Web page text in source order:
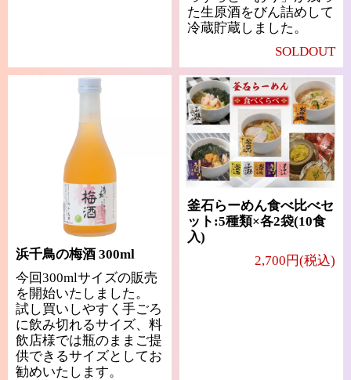
た生原酒をびん詰めして
冷蔵貯蔵しました。
SOLDOUT
浜千鳥の梅酒 300ml
今回300mlサイズの販売
を開始いたしました。
試し買いしやすく手ごろ
に飲み切れるサイズ、料
飲店様では瓶のままご提
供できるサイズとしてお
勧めいたします。
釜石らーめん食べ比べセ
ット:5種類×各2袋(10食
入)
2,700円(税込)